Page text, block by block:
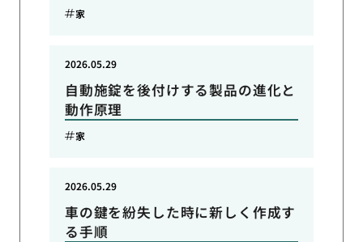
家
自動施錠を後付けする製品の進化と
動作原理
2026.05.29
家
車の鍵を紛失した時に新しく作成す
る手順
2026.05.29